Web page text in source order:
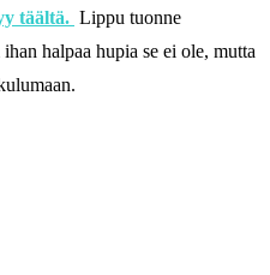
täältä. Lippu tuonne
halpaa hupia se ei ole, mutta